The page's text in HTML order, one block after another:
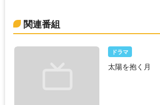
関連番組
ドラマ
太陽を抱く月